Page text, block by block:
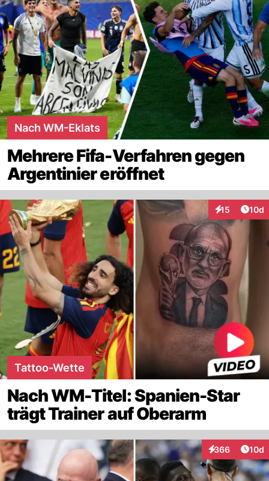
Nach WM-Eklats
Mehrere Fifa-Verfahren gegen
Argentinier eröffnet
15
Interaktionen
10d
Tattoo-Wette
Nach WM-Titel: Spanien-Star
trägt Trainer auf Oberarm
366
Interaktionen
10d